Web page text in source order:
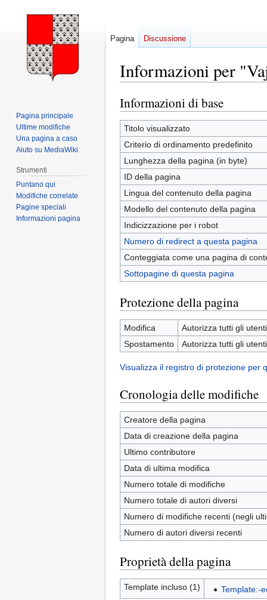
Informazioni per
Vai
alla
navigazione
Vai
alla
ricerca
Informazioni di base
Titolo visualizzato
Criterio di ordinamento predefinito
Lunghezza della pagina (in byte)
ID della pagina
Lingua del contenuto della pagina
Modello del contenuto della pagina
Indicizzazione per i robot
Numero di redirect a questa pagina
Conteggiata come una pagina di
Sottopagine di questa pagina
Protezione della pagina
Modifica
Autorizza tutti gli
Spostamento
Autorizza tutti gli
Visualizza il registro di protezione per
Cronologia delle modifiche
Creatore della pagina
Data di creazione della pagina
Ultimo contributore
Data di ultima modifica
Numero totale di modifiche
Numero totale di autori diversi
Numero di modifiche recenti (negli
Numero di autori diversi recenti
Proprietà della pagina
Template incluso (1) Template:-
Pagina Discussione
Pagina principale
Ultime modifiche
Una pagina a caso
Aiuto su MediaWiki
Strumenti
Puntano qui
Modifiche correlate
Pagine speciali
Informazioni pagina